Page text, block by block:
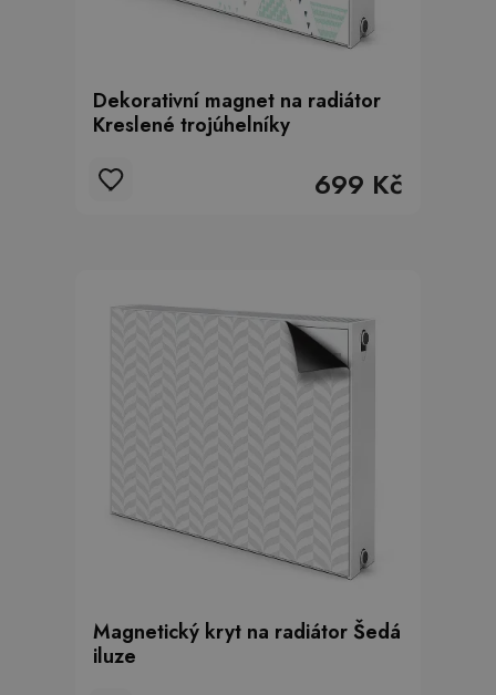
Dekorativní magnet na radiátor
Kreslené trojúhelníky
699 Kč
Magnetický kryt na radiátor Šedá
iluze